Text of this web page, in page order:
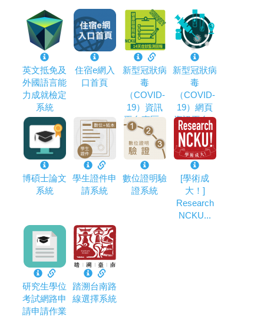
英文抵免及
外國語言能
力成就檢定
系統
住宿e網入
口首頁
新型冠狀病
毒
（COVID-
19）資訊
平台專區...
新型冠狀病
毒
（COVID-
19）網頁
資訊平台...
博碩士論文
系統
學生證件申
請系統
數位證明驗
證系統
[學術成
大！]
Research
NCKU...
研究生學位
考試網路申
請申請作業
踏溯台南路
線選擇系統